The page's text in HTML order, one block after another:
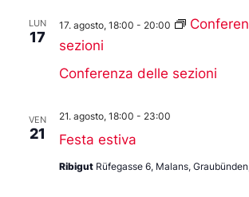
LUN
17
Conferenza delle sezioni
17. agosto, 18:00 - 20:00
sezioni
VEN
21 Festa estiva
21. agosto, 18:00 - 23:00
Ribigut Rüfegasse 6, Malans,